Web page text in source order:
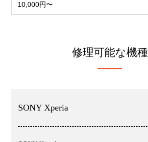
10,000円〜
修理可能な機種
SONY Xperia